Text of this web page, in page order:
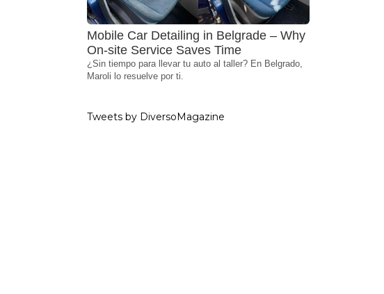
Mobile Car Detailing in Belgrade – Why
On-site Service Saves Time
¿Sin tiempo para llevar tu auto al taller? En Belgrado,
Maroli lo resuelve por ti.
Tweets by DiversoMagazine